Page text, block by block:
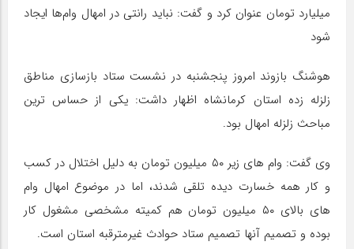
میلیارد تومان عنوان کرد و گفت: نباید رانتی در امهال وام‌ها ایجاد
شود
هوشنگ بازوند امروز پنجشنبه در نشست ستاد بازسازی مناطق
زلزله زده استان کرمانشاه اظهار داشت: یکی از حساس ترین
مباحث زلزله امهال بود.
وی گفت: وام های زیر ۵۰ میلیون تومان به دلیل اختلال در کسب
و کار همه خسارت دیده تلقی شدند، اما در موضوع امهال وام
های بالای ۵۰ میلیون تومان هم کمیته مشخصی مشغول کار
بوده و تصمیم آنها تصمیم ستاد حوادث غیرمترقبه استان است.